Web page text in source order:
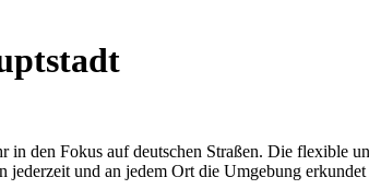
in den Fokus auf deutschen Straßen. Die flexible
und an jedem Ort die Umgebung